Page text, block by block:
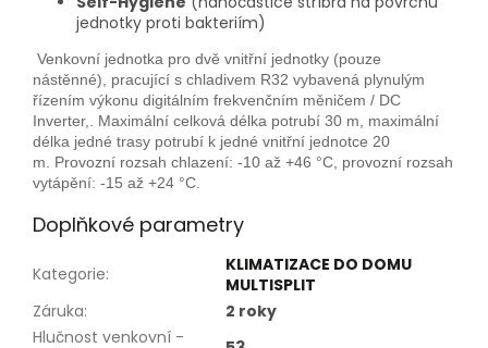
jednotky proti bakteriím)
Venkovní jednotka pro dvě vnitřní jednotky (pouze
nástěnné), pracující s chladivem R32 vybavená plynulým
řízením výkonu digitálním frekvenčním měničem / DC
Inverter,. Maximální celková délka potrubí 30 m, maximální
délka jedné trasy potrubí k jedné vnitřní jednotce 20
m. Provozní rozsah chlazení: -10 až +46 °C, provozní rozsah
vytápění: -15 až +24 °C.
Doplňkové parametry
Kategorie:
KLIMATIZACE DO DOMU
MULTISPLIT
Záruka:
2 roky
Hlučnost venkovní -